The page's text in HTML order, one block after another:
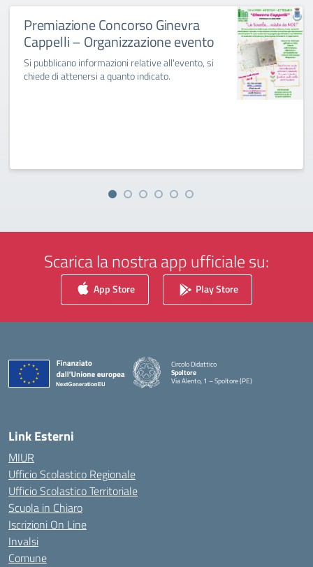
Premiazione Concorso Ginevra
Cappelli – Organizzazione evento
Si pubblicano informazioni relative all'evento, si
chiede di attenersi a quanto indicato.
Scarica la nostra app ufficiale su:
App Store Play Store
Circolo Didattico
Spoltore
Via Alento, 1 – Spoltore (PE)
— Visita la pagina iniziale della scuola
Link Esterni
MIUR
Ufficio Scolastico Regionale
Ufficio Scolastico Territoriale
Scuola in Chiaro
Iscrizioni On Line
Invalsi
Comune